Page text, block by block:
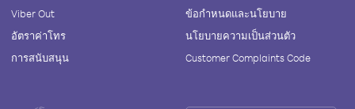
Viber Out
อัตราค่าโทร
การสนับสนุน
ข้อกำหนดและนโยบาย
นโยบายความเป็นส่วนตัว
Customer Complaints Code